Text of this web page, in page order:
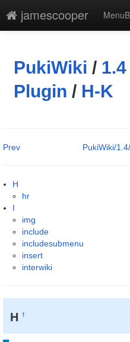
jamescooper
添付
凍結解除
PukiWiki / 1.4
Plugin / H-K
Prev PukiWiki/
H
hr
I
img
include
includesubmenu
insert
interwiki
H†